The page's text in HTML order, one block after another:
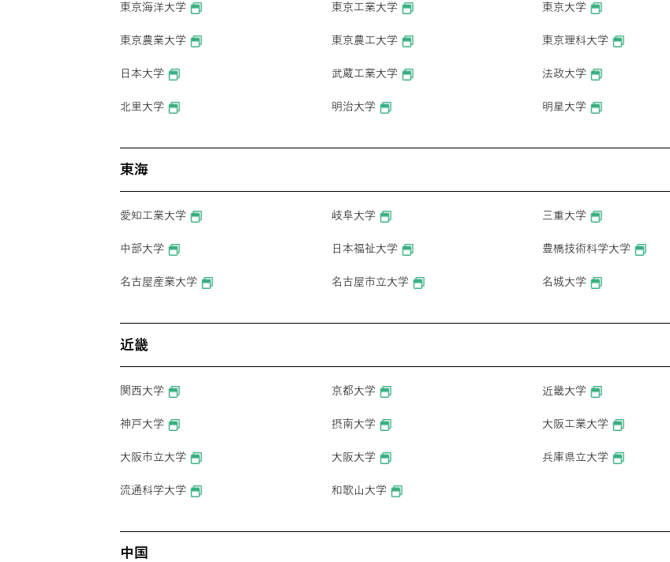
東京海洋大学 東京工業大学 東京大学
東京農業大学 東京農工大学 東京理科大学
日本大学 武蔵工業大学 法政大学
北里大学 明治大学 明星大学
東海
愛知工業大学 岐阜大学 三重大学
中部大学 日本福祉大学 豊橋技術科学大学
名古屋産業大学 名古屋市立大学 名城大学
近畿
関西大学 京都大学 近畿大学
神戸大学 摂南大学 大阪工業大学
大阪市立大学 大阪大学 兵庫県立大学
流通科学大学 和歌山大学
中国